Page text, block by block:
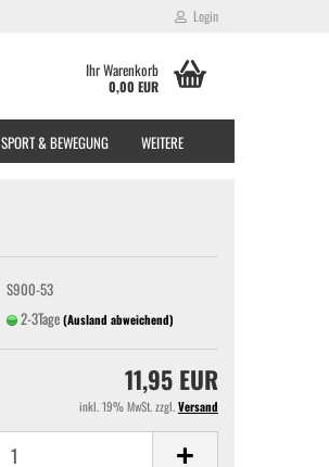
Login
Ihr Warenkorb
0,00 EUR
SPORT & BEWEGUNG WEITERE
S900-53
2-3Tage(Ausland abweichend)
11,95 EUR
inkl. 19% MwSt. zzgl.Versand